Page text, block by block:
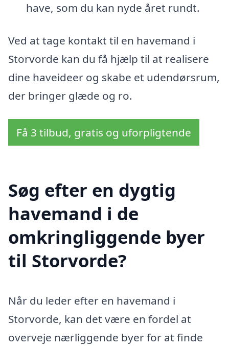
have, som du kan nyde året rundt.
Ved at tage kontakt til en havemand i
Storvorde kan du få hjælp til at realisere
dine haveideer og skabe et udendørsrum,
der bringer glæde og ro.
Få 3 tilbud, gratis og uforpligtende
Søg efter en dygtig
havemand i de
omkringliggende byer
til Storvorde?
Når du leder efter en havemand i
Storvorde, kan det være en fordel at
overveje nærliggende byer for at finde